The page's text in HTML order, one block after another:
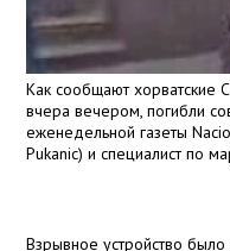
Как сообщают хорватские
вчера вечером, погибли
еженедельной газеты
Pukanic) и специалист по
Взрывное устройство